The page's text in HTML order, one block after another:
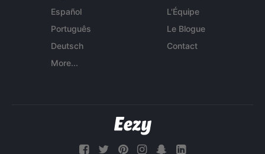
Español
Português
Deutsch
More...
L'Équipe
Le Blogue
Contact